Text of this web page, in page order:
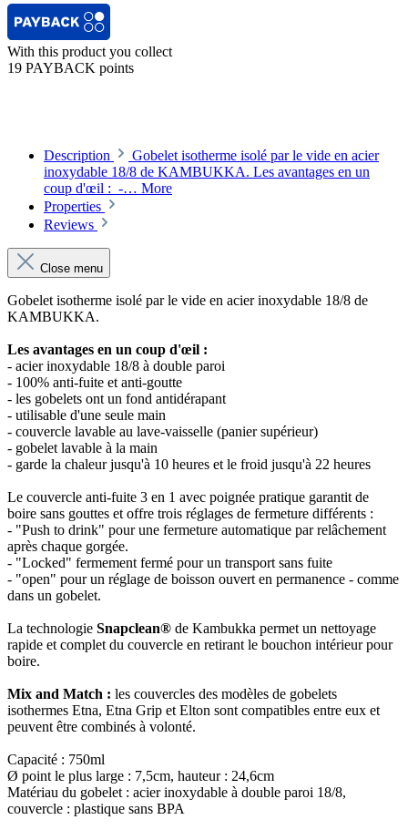
With this product you collect
19 PAYBACK points
Description
Gobelet isotherme isolé par le vide en acier
inoxydable 18/8 de KAMBUKKA. Les avantages en un
coup d'œil : -… More
Properties
Reviews
Close menu
Gobelet isotherme isolé par le vide en acier inoxydable 18/8 de
KAMBUKKA.
Les avantages en un coup d'œil :
- acier inoxydable 18/8 à double paroi
- 100% anti-fuite et anti-goutte
- les gobelets ont un fond antidérapant
- utilisable d'une seule main
- couvercle lavable au lave-vaisselle (panier supérieur)
- gobelet lavable à la main
- garde la chaleur jusqu'à 10 heures et le froid jusqu'à 22 heures
Le couvercle anti-fuite 3 en 1 avec poignée pratique garantit de
boire sans gouttes et offre trois réglages de fermeture différents :
- "Push to drink" pour une fermeture automatique par relâchement
après chaque gorgée.
- "Locked" fermement fermé pour un transport sans fuite
- "open" pour un réglage de boisson ouvert en permanence - comme
dans un gobelet.
La technologie Snapclean® de Kambukka permet un nettoyage
rapide et complet du couvercle en retirant le bouchon intérieur pour
boire.
Mix and Match : les couvercles des modèles de gobelets
isothermes Etna, Etna Grip et Elton sont compatibles entre eux et
peuvent être combinés à volonté.
Capacité : 750ml
Ø point le plus large : 7,5cm, hauteur : 24,6cm
Matériau du gobelet : acier inoxydable à double paroi 18/8,
couvercle : plastique sans BPA